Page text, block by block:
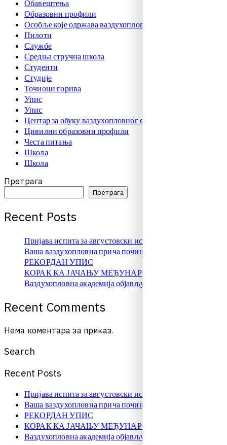
Обавештења
Образовни профили
Особље које одржава ваздухоплове
Пилоти
Службе
Средња стручна школа
Студенти
Студије
Точиоци горива
Упис
Упис
Центар за обуку ваздухопловног особља
Цивилни образовни профили
Честа питања
Школа
Школа
Претрага
Претрага
Recent Posts
Пријава испита за августовски испитни рок
Ваша ваздухопловна прича почиње овде!
РЕКОРДАН УПИС
КОРАК КА ЈАЧАЊУ МЕЂУНАРОДНЕ САРАДЊЕ
Ваздухопловна академија објављује упис на � …
Recent Comments
Нема коментара за приказ.
Search
Recent Posts
Пријава испита за августовски испитни рок
Ваша ваздухопловна прича почиње овде!
РЕКОРДАН УПИС
КОРАК КА ЈАЧАЊУ МЕЂУНАРОДНЕ САРАДЊЕ
Ваздухопловна академија објављује упис на � …